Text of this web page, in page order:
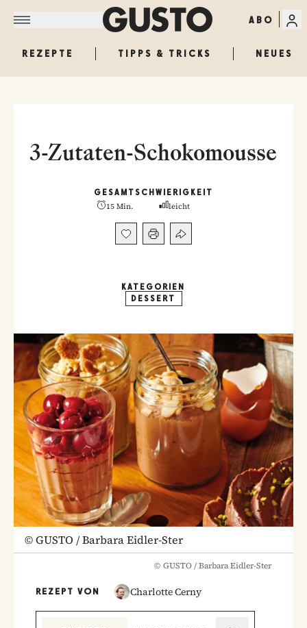
ABO
REZEPTE TIPPS & TRICKS NEUES
3-Zutaten-Schokomousse
GESAMT
15 Min.
SCHWIERIGKEIT
leicht
KATEGORIEN
DESSERT
©GUSTO / Barbara Eidler-Ster
© GUSTO / Barbara Eidler-Ster
REZEPT VON Charlotte Cerny